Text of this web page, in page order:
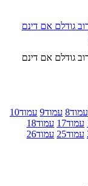
גודלם אם דינם
גודלם אם דינם
עמוד8 עמוד9 עמוד10
עמוד17 עמוד18
עמוד25 עמוד26